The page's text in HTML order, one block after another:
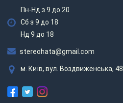
Пн-Нд з 9 до 20
Сб з 9 до 18
Нд 9 до 18
stereohata@gmail.com
м. Київ, вул. Воздвиженська, 48